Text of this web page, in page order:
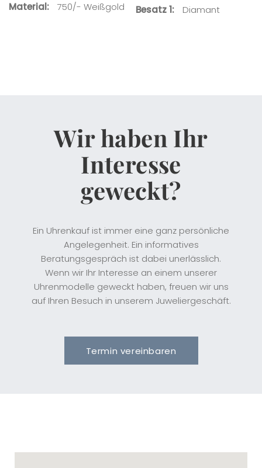
Material
750/- Weißgold
Besatz 1
Diamant
Wir haben Ihr
Interesse
geweckt?
Ein Uhrenkauf ist immer eine ganz persönliche
Angelegenheit. Ein informatives
Beratungsgespräch ist dabei unerlässlich.
Wenn wir Ihr Interesse an einem unserer
Uhrenmodelle geweckt haben, freuen wir uns
auf Ihren Besuch in unserem Juweliergeschäft.
Termin vereinbaren